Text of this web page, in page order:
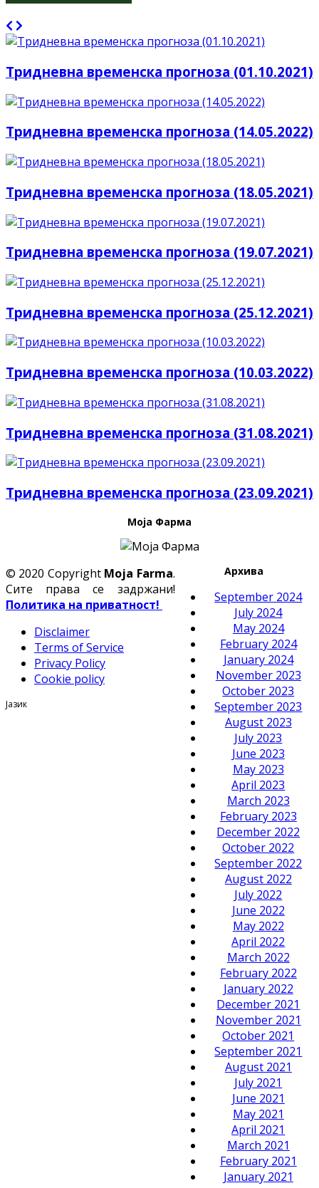
Тридневна временска прогноза (01.10.2021)
Тридневна временска прогноза (14.05.2022)
Тридневна временска прогноза (18.05.2021)
Тридневна временска прогноза (19.07.2021)
Тридневна временска прогноза (25.12.2021)
Тридневна временска прогноза (10.03.2022)
Тридневна временска прогноза (31.08.2021)
Тридневна временска прогноза (23.09.2021)
Моја Фарма
Архива
September 2024
July 2024
May 2024
February 2024
January 2024
November 2023
October 2023
September 2023
August 2023
July 2023
June 2023
May 2023
April 2023
March 2023
February 2023
December 2022
October 2022
September 2022
August 2022
July 2022
June 2022
May 2022
April 2022
March 2022
February 2022
January 2022
December 2021
November 2021
October 2021
September 2021
August 2021
July 2021
June 2021
May 2021
April 2021
March 2021
February 2021
January 2021
© 2020 Copyright Moja Farma.
Сите права се задржани!
Политика на приватност!
Disclaimer
Terms of Service
Privacy Policy
Cookie policy
Јазик